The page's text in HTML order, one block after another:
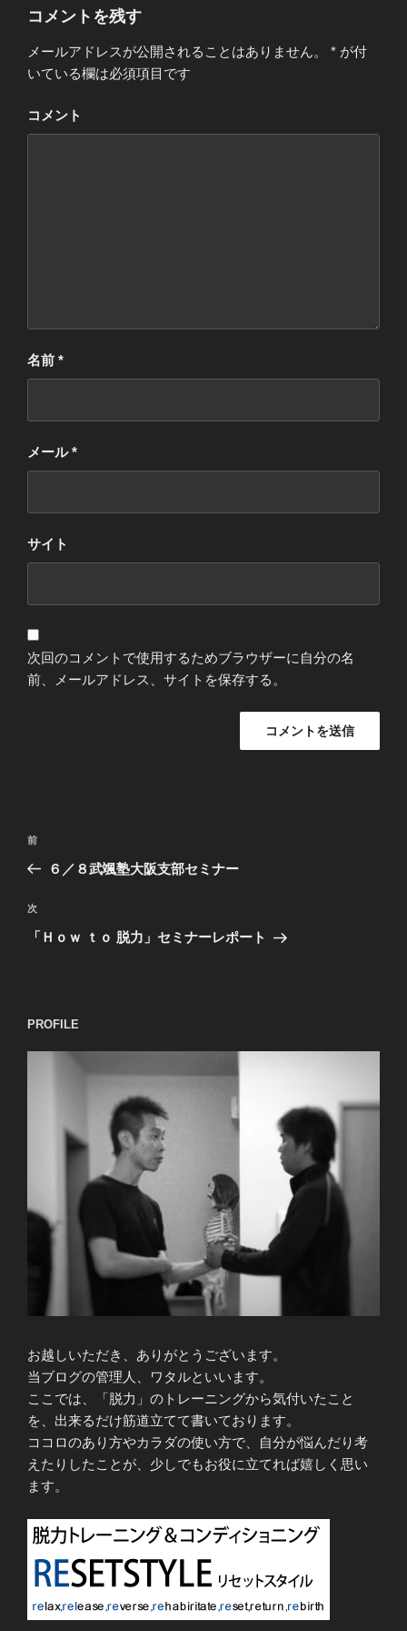
ー
コメントを残す
メールアドレスが公開されることはありません。 * が付
いている欄は必須項目です
コメント
名前 *
メール*
サイト
次回のコメントで使用するためブラウザーに自分の名
前、メールアドレス、サイトを保存する。
投
ビ
ゲ
ン
過
去
投
稿
前
６／８武颯塾大阪支部セミナー
次
の
次
「Ｈｏｗ ｔｏ 脱力」セミナーレポート
PROFILE
お越しいただき、ありがとうございます。
当ブログの管理人、ワタルといいます。
ここでは、「脱力」のトレーニングから気付いたこと
を、出来るだけ筋道立てて書いております。
ココロのあり方やカラダの使い方で、自分が悩んだり考
えたりしたことが、少しでもお役に立てれば嬉しく思い
ます。